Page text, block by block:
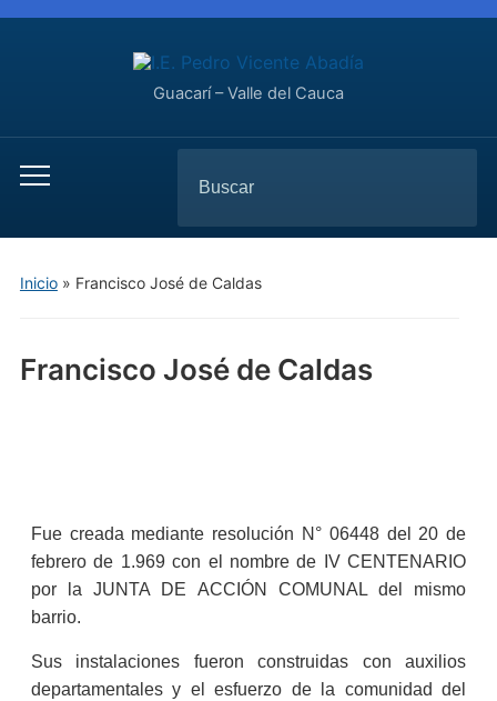
Guacarí – Valle del Cauca
Inicio» Francisco José de Caldas
Francisco José de Caldas
Fue creada mediante resolución N° 06448 del 20 de
febrero de 1.969 con el nombre de IV CENTENARIO
por la JUNTA DE ACCIÓN COMUNAL del mismo
barrio.
Sus instalaciones fueron construidas con auxilios
departamentales y el esfuerzo de la comunidad del